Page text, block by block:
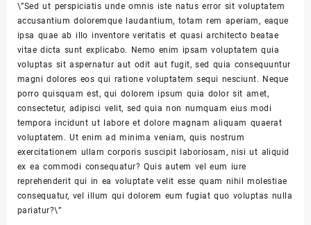
\”Sed ut perspiciatis unde omnis iste natus error sit voluptatem
accusantium doloremque laudantium, totam rem aperiam, eaque
ipsa quae ab illo inventore veritatis et quasi architecto beatae
vitae dicta sunt explicabo. Nemo enim ipsam voluptatem quia
voluptas sit aspernatur aut odit aut fugit, sed quia consequuntur
magni dolores eos qui ratione voluptatem sequi nesciunt. Neque
porro quisquam est, qui dolorem ipsum quia dolor sit amet,
consectetur, adipisci velit, sed quia non numquam eius modi
tempora incidunt ut labore et dolore magnam aliquam quaerat
voluptatem. Ut enim ad minima veniam, quis nostrum
exercitationem ullam corporis suscipit laboriosam, nisi ut aliquid
ex ea commodi consequatur? Quis autem vel eum iure
reprehenderit qui in ea voluptate velit esse quam nihil molestiae
consequatur, vel illum qui dolorem eum fugiat quo voluptas nulla
pariatur?\”